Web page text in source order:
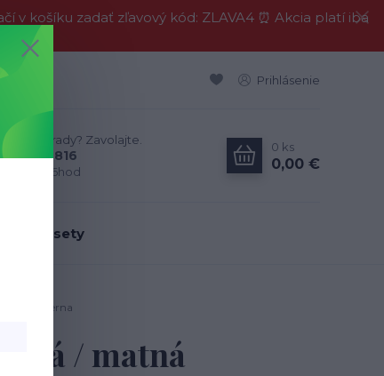
v košíku zadať zľavový kód: ZLAVA4 ⏰ Akcia platí iba
Prihlásenie
Neviete si rady? Zavolajte.
594 816
Po-Pia, 9-16hod
0 ks
0,00 €
sety
matná čierna
/ matná